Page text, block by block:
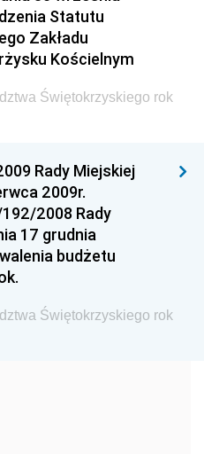
Transportu
Budownictwa
Nauki i Szkolnictwa
Urzędu Miar
Rolnictwa i Rozwoju Wsi
Edukacji Narodowej i
Edukacji i Nauki
Edukacji Narodowej
Gospodarki Morskiej
Statutu
Zakładu
Kościelnym
Świętokrzyskiego rok
Rady Miejskiej
2009r.
2008 Rady
17 grudnia
budżetu
Świętokrzyskiego rok